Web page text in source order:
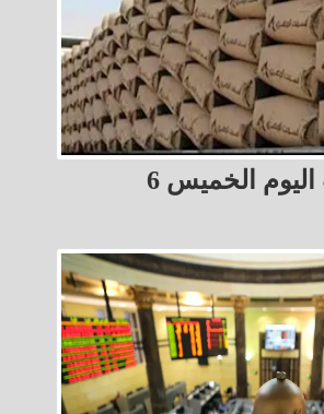
أسعار الأسمنت اليوم الخميس 6